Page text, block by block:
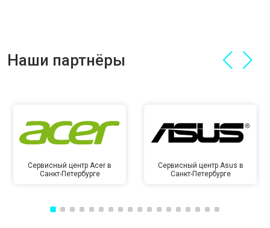
Наши партнёры
Сервисный центр Acer в
Санкт-Петербурге
Сервисный центр Asus в
Санкт-Петербурге